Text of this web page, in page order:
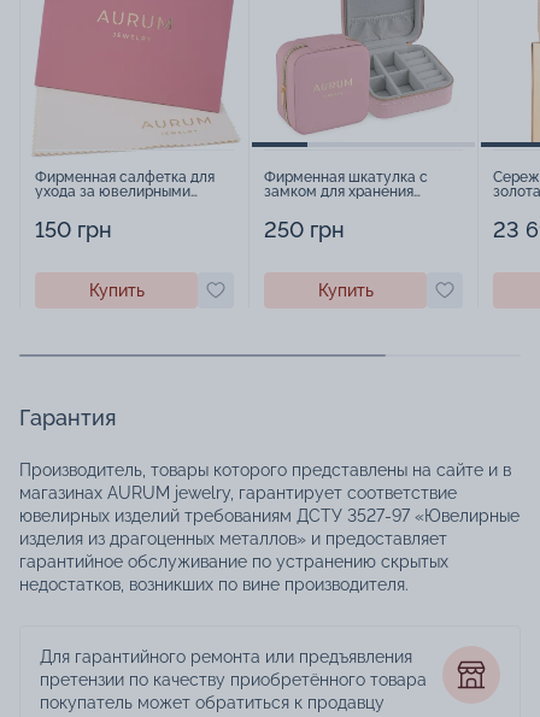
Фирменная салфетка для
ухода за ювелирными
150 грн
Купить
Фирменная шкатулка с
замком для хранения
250 грн
Купить
23
Гарантия
Производитель, товары которого представлены на сайте и в
магазинах AURUM jewelry, гарантирует соответствие
ювелирных изделий требованиям ДСТУ 3527-97 «Ювелирные
изделия из драгоценных металлов» и предоставляет
гарантийное обслуживание по устранению скрытых
недостатков, возникших по вине производителя.
Для гарантийного ремонта или предъявления
претензии по качеству приобретённого товара
покупатель может обратиться к продавцу